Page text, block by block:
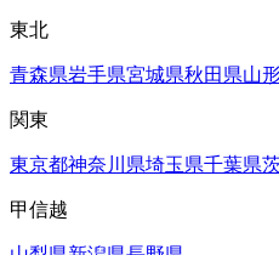
東北
青森県岩手県宮城県秋田県山
関東
東京都神奈川県埼玉県千葉県
甲信越